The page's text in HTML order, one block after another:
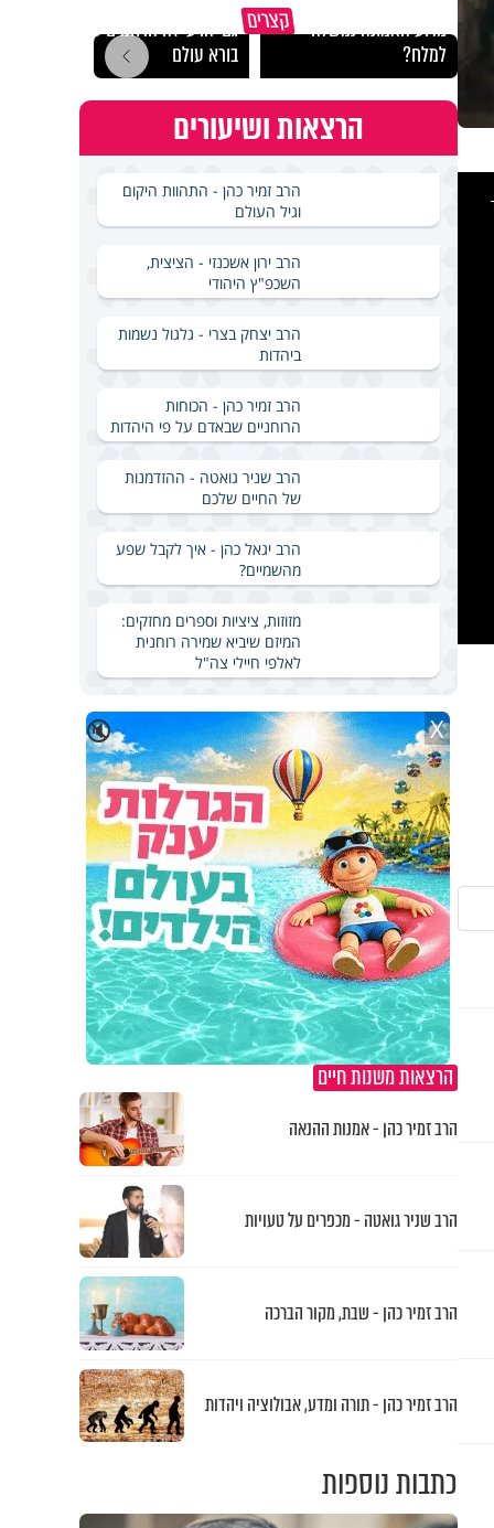
קצרים
מדוע האמונה נמשלה
למלח?
גם ׳הרע׳ זה הרחמים של
בורא עולם
הרצאות ושיעורים
הרב זמיר כהן - התהוות היקום
וגיל העולם
הרב ירון אשכנזי - הציצית,
השכפ"ץ היהודי
הרב יצחק בצרי - גלגול נשמות
ביהדות
הרב זמיר כהן - הכוחות
הרוחניים שבאדם על פי היהדות
הרב שניר גואטה - ההזדמנות
של החיים שלכם
הרב יגאל כהן - איך לקבל שפע
מהשמיים?
מזוזות, ציציות וספרים מחזקים:
המיזם שיביא שמירה רוחנית
לאלפי חיילי צה"ל
🔇 X
הרצאות משנות חיים
הרב זמיר כהן - אמנות ההנאה
הרב שניר גואטה - מכפרים על טעויות
הרב זמיר כהן - שבת, מקור הברכה
הרב זמיר כהן - תורה ומדע, אבולוציה ויהדות
כתבות נוספות